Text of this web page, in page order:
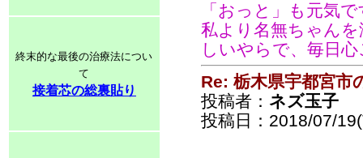
終末的な最後の治療法につい
て
接着芯の総裏貼り
「おっと」も元気
私より名無ちゃん
しいやらで、毎日
Re: 栃木県宇都宮市
投稿者： ネズ玉子
投稿日：2018/07/